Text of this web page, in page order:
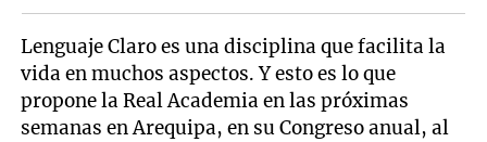
Lenguaje Claro es una disciplina que facilita la
vida en muchos aspectos. Y esto es lo que
propone la Real Academia en las próximas
semanas en Arequipa, en su Congreso anual, al